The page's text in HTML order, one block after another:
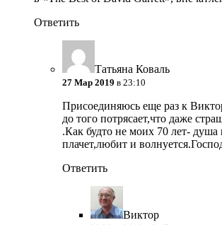
Ответить
Татьяна Коваль
27 Мар 2019 в 23:10
Присоединяюсь еще раз к
до того потрясает,что даже
.Как будто не моих 70 лет- душа
плачет,любит и
Ответить
Виктор